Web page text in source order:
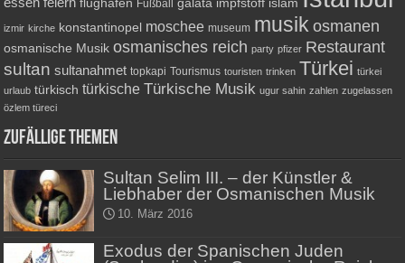
Fußball
izmir kirche konstantinopel moschee museum musik osmanen
osmanische Musik osmanisches reich party pfizer Restaurant
sultan sultanahmet topkapi Tourismus touristen trinken Türkei türkei
urlaub türkisch türkische Türkische Musik ugur sahin zahlen zugelassen
özlem türeci
Zufällige Themen
Sultan Selim III. – der Künstler &
Liebhaber der Osmanischen Musik
10. März 2016
Exodus der Spanischen Juden